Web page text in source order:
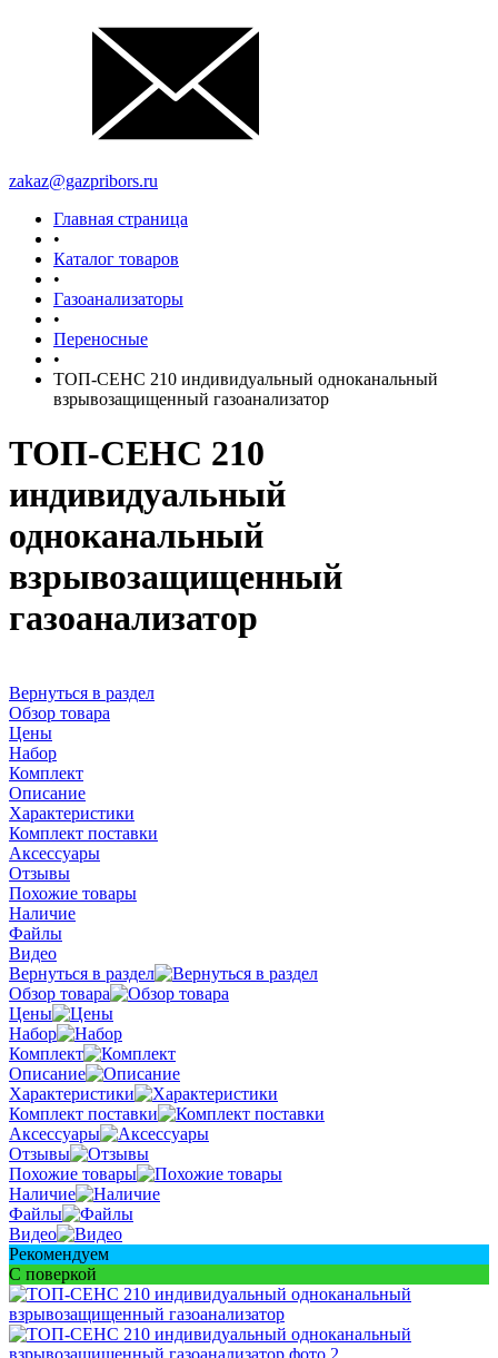
zakaz@gazpribors.ru
Главная страница
•
Каталог товаров
•
Газоанализаторы
•
Переносные
•
ТОП-СЕНС 210 индивидуальный одноканальный
взрывозащищенный газоанализатор
ТОП-СЕНС 210
индивидуальный
одноканальный
взрывозащищенный
газоанализатор
Вернуться в раздел
Обзор товара
Цены
Набор
Комплект
Описание
Характеристики
Комплект поставки
Аксессуары
Отзывы
Похожие товары
Наличие
Файлы
Видео
Вернуться в раздел
Обзор товара
Цены
Набор
Комплект
Описание
Характеристики
Комплект поставки
Аксессуары
Отзывы
Похожие товары
Наличие
Файлы
Видео
Рекомендуем
С поверкой